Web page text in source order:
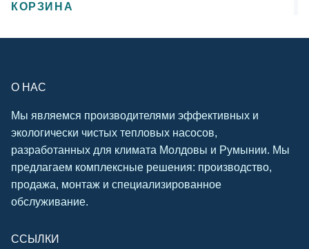
КОРЗИНА
О НАС
Мы являемся производителями эффективных и
экологически чистых тепловых насосов,
разработанных для климата Молдовы и Румынии. Мы
предлагаем комплексные решения: производство,
продажа, монтаж и специализированное
обслуживание.
ССЫЛКИ